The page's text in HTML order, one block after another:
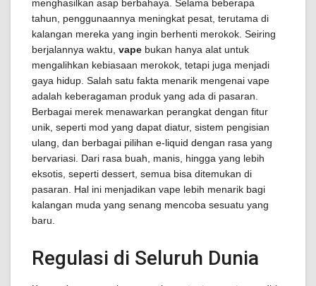
menghasilkan asap berbahaya. Selama beberapa
tahun, penggunaannya meningkat pesat, terutama di
kalangan mereka yang ingin berhenti merokok. Seiring
berjalannya waktu, vape bukan hanya alat untuk
mengalihkan kebiasaan merokok, tetapi juga menjadi
gaya hidup. Salah satu fakta menarik mengenai vape
adalah keberagaman produk yang ada di pasaran.
Berbagai merek menawarkan perangkat dengan fitur
unik, seperti mod yang dapat diatur, sistem pengisian
ulang, dan berbagai pilihan e-liquid dengan rasa yang
bervariasi. Dari rasa buah, manis, hingga yang lebih
eksotis, seperti dessert, semua bisa ditemukan di
pasaran. Hal ini menjadikan vape lebih menarik bagi
kalangan muda yang senang mencoba sesuatu yang
baru.
Regulasi di Seluruh Dunia